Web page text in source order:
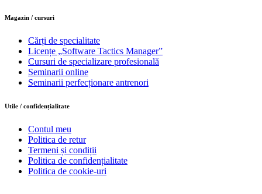
Magazin / cursuri
Cărți de specialitate
Licențe „Software Tactics Manager”
Cursuri de specializare profesională
Seminarii online
Seminarii perfecționare antrenori
Utile / confidențialitate
Contul meu
Politica de retur
Termeni și condiții
Politica de confidențialitate
Politica de cookie-uri